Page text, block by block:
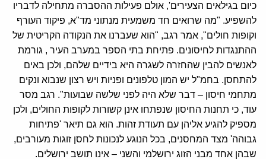
כיום בגילאים הצעירים', אולם פעילות ההסברה מתחילה לדבריו
להשפיע. "מה שרואים חד משמעית מנתוני מד"א, פיקוד העורף
וקופות חולים", אמר רגב, "הוא שעברנו את הנקודה הקריטית של
ההתנגדות לחיסונים. פתיחת בתי הספר במערב העיר , גורמת
לאנשים להבין שהחזרה לשגרה היא בידיים שלהם, ולכן באים
להתחסן. בחמ"ל יש המון טלפונים ופניות ויש רצון שנבוא ונקים
מתחמי חיסון – דבר שלא היה לפני שלשה שבועות". רגב מסר
עוד, כי תחנות החיסון שנפתחו אינן קשורות לקופות החולים, ולכן
מספיק להגיע אליהן עם תעודת זהות. הוא גם תיאר 'פתיחות
גבוהה' מצד המחסנים, בכל הנוגע לנכונות לחסן זוגות מעורבים,
שבהן אחד מבני הזוג ירושלמי והשני – אינו תושב ירושלים.